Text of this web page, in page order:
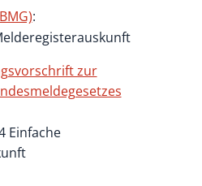
:
zur
Einfache